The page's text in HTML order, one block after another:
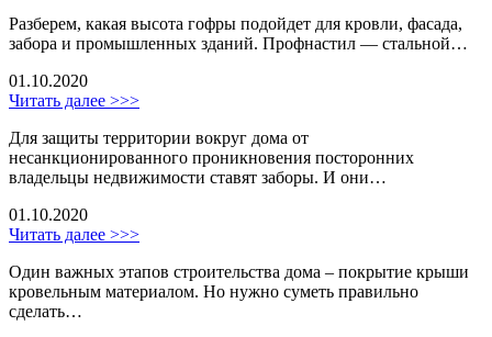
Разберем, какая высота гофры подойдет для кровли, фасада,
забора и промышленных зданий. Профнастил — стальной…
01.10.2020
Читать далее >>>
Для защиты территории вокруг дома от
несанкционированного проникновения посторонних
владельцы недвижимости ставят заборы. И они…
01.10.2020
Читать далее >>>
Один важных этапов строительства дома – покрытие крыши
кровельным материалом. Но нужно суметь правильно
сделать…